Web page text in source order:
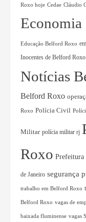
Roxo hoje Cedae Cláudio
Educação Belford Roxo
Inocentes de Belford Roxo
Notícias
Belford Roxo
Roxo Polícia Civil
Militar polícia militar rj
Roxo
de Janeiro segurança
trabalho em Belford Roxo
Belford Roxo vagas de
baixada fluminense vagas